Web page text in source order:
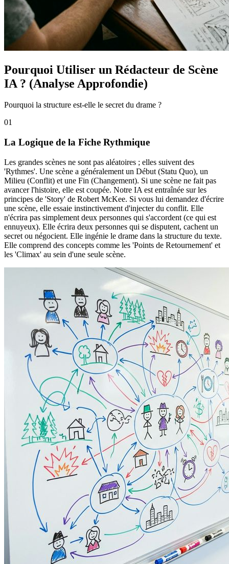
Pourquoi Utiliser un Rédacteur de Scène
IA ? (Analyse Approfondie)
Pourquoi la structure est-elle le secret du drame ?
01
La Logique de la Fiche Rythmique
Les grandes scènes ne sont pas aléatoires ; elles suivent des
'Rythmes'. Une scène a généralement un Début (Statu Quo), un
Milieu (Conflit) et une Fin (Changement). Si une scène ne fait pas
avancer l'histoire, elle est coupée. Notre IA est entraînée sur les
principes de 'Story' de Robert McKee. Si vous lui demandez d'écrire
une scène, elle essaie instinctivement d'injecter du conflit. Elle
n'écrira pas simplement deux personnes qui s'accordent (ce qui est
ennuyeux). Elle écrira deux personnes qui se disputent, cachent un
secret ou négocient. Elle ingénie le drame dans la structure du texte.
Elle comprend des concepts comme les 'Points de Retournement' et
les 'Climax' au sein d'une seule scène.